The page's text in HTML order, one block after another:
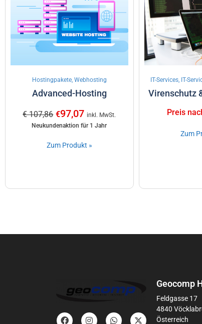
Hostingpakete, Webhosting
Advanced-Hosting
€ 107,86 €97,07 inkl. MwSt.
Neukundenaktion für 1 Jahr
Zum Produkt »
IT-Services, IT-
Virenschutz
Preis
Zum
Geocomp
Feldgasse 17
4840
Österreich